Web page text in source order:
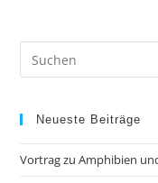
Neueste Beiträge
Vortrag zu Amphibien